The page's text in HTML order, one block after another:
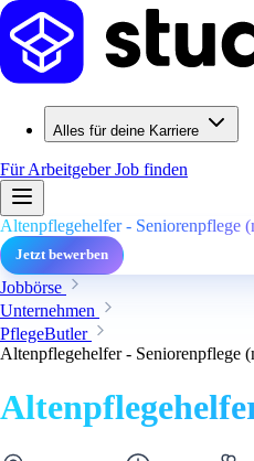
Alles für deine Karriere
Für ArbeitgeberJob finden
Altenpflegehelfer - Seniorenpflege
Jetzt bewerben
Jobbörse
Unternehmen
PflegeButler
Altenpflegehelfer - Seniorenpflege